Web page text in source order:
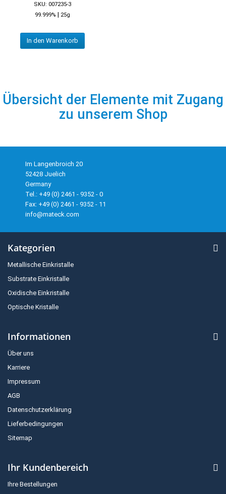
SKU: 007235-3
99.999% | 25g
In den Warenkorb
Übersicht der Elemente mit Zugang
zu unserem Shop
Im Langenbroich 20
52428 Juelich
Germany
Tel.: +49 (0) 2461 - 9352 - 0
Fax: +49 (0) 2461 - 9352 - 11
info@mateck.com
Kategorien
Metallische Einkristalle
Substrate Einkristalle
Oxidische Einkristalle
Optische Kristalle
Informationen
Über uns
Karriere
Impressum
AGB
Datenschutzerklärung
Lieferbedingungen
Sitemap
Ihr Kundenbereich
Ihre Bestellungen